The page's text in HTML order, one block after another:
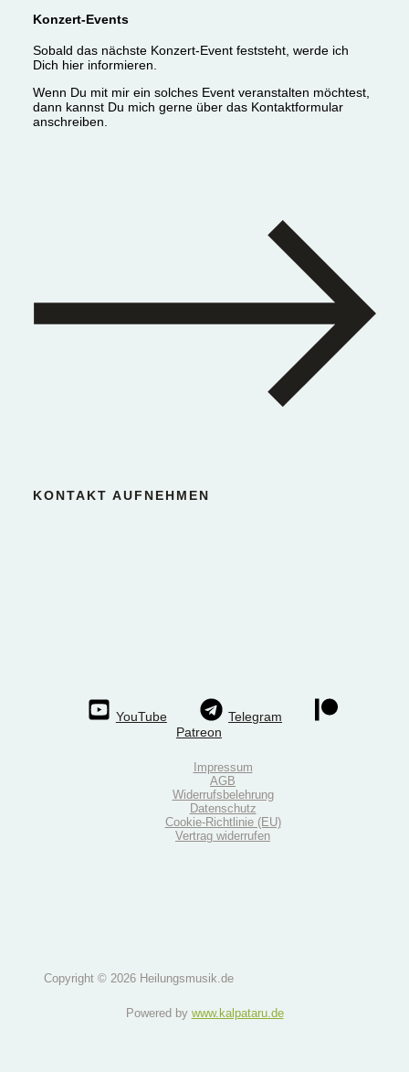
Konzert-Events
Sobald das nächste Konzert-Event feststeht, werde ich
Dich hier informieren.
Wenn Du mit mir ein solches Event veranstalten möchtest,
dann kannst Du mich gerne über das Kontaktformular
anschreiben.
KONTAKT AUFNEHMEN
YouTube
Telegram
Patreon
Impressum
AGB
Widerrufsbelehrung
Datenschutz
Cookie-Richtlinie (EU)
Vertrag widerrufen
Copyright © 2026 Heilungsmusik.de
Powered by www.kalpataru.de